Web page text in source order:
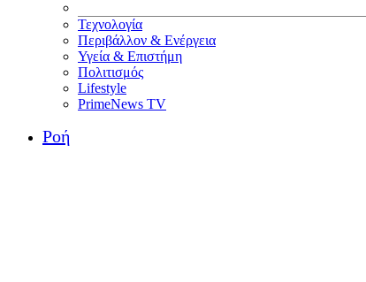
Τεχνολογία
Περιβάλλον & Ενέργεια
Υγεία & Επιστήμη
Πολιτισμός
Lifestyle
PrimeNews TV
Ροή